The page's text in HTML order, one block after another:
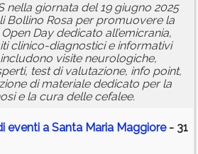
nella giornata del 19 giugno 2025
Bollino Rosa per promuovere la
Day dedicato all’emicrania,
clinico-diagnostici e informativi
visite neurologiche,
test di valutazione, info point,
di materiale dedicato per la
e la cura delle cefalee.
eventi a Santa Maria Maggiore- 31